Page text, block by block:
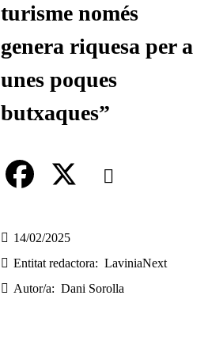
turisme només
genera riquesa per a
unes poques
butxaques”
Comparteix
a
c
e
14/02/2025
Entitat redactora
LaviniaNext
Autor/a
Dani Sorolla